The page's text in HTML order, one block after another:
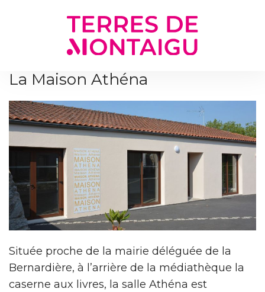
La Maison Athéna
Située proche de la mairie déléguée de la
Bernardière, à l’arrière de la médiathèque la
caserne aux livres, la salle Athéna est